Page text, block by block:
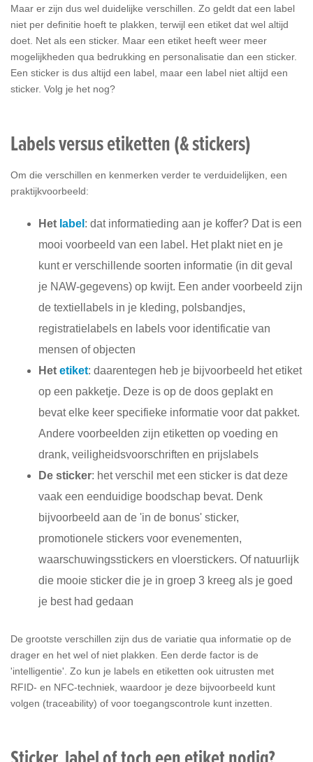
Maar er zijn dus wel duidelijke verschillen. Zo geldt dat een label
niet per definitie hoeft te plakken, terwijl een etiket dat wel altijd
doet. Net als een sticker. Maar een etiket heeft weer meer
mogelijkheden qua bedrukking en personalisatie dan een sticker.
Een sticker is dus altijd een label, maar een label niet altijd een
sticker. Volg je het nog?
Labels versus etiketten (& stickers)
Om die verschillen en kenmerken verder te verduidelijken, een
praktijkvoorbeeld:
Het label : dat informatieding aan je koffer? Dat is een
mooi voorbeeld van een label. Het plakt niet en je
kunt er verschillende soorten informatie (in dit geval
je NAW-gegevens) op kwijt. Een ander voorbeeld zijn
de textiellabels in je kleding, polsbandjes,
registratielabels en labels voor identificatie van
mensen of objecten
Het etiket: daarentegen heb je bijvoorbeeld het etiket
op een pakketje. Deze is op de doos geplakt en
bevat elke keer specifieke informatie voor dat pakket.
Andere voorbeelden zijn etiketten op voeding en
drank, veiligheidsvoorschriften en prijslabels
De sticker: het verschil met een sticker is dat deze
vaak een eenduidige boodschap bevat. Denk
bijvoorbeeld aan de 'in de bonus' sticker,
promotionele stickers voor evenementen,
waarschuwingsstickers en vloerstickers. Of natuurlijk
die mooie sticker die je in groep 3 kreeg als je goed
je best had gedaan
De grootste verschillen zijn dus de variatie qua informatie op de
drager en het wel of niet plakken. Een derde factor is de
'intelligentie'. Zo kun je labels en etiketten ook uitrusten met
RFID- en NFC-techniek, waardoor je deze bijvoorbeeld kunt
volgen (traceability) of voor toegangscontrole kunt inzetten.